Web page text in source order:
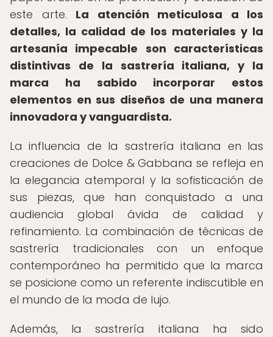
este arte. La atención meticulosa a los
detalles, la calidad de los materiales y la
artesanía impecable son características
distintivas de la sastrería italiana, y la
marca ha sabido incorporar estos
elementos en sus diseños de una manera
innovadora y vanguardista.
La influencia de la sastrería italiana en las
creaciones de Dolce & Gabbana se refleja en
la elegancia atemporal y la sofisticación de
sus piezas, que han conquistado a una
audiencia global ávida de calidad y
refinamiento. La combinación de técnicas de
sastrería tradicionales con un enfoque
contemporáneo ha permitido que la marca
se posicione como un referente indiscutible en
el mundo de la moda de lujo.
Además, la sastrería italiana ha sido